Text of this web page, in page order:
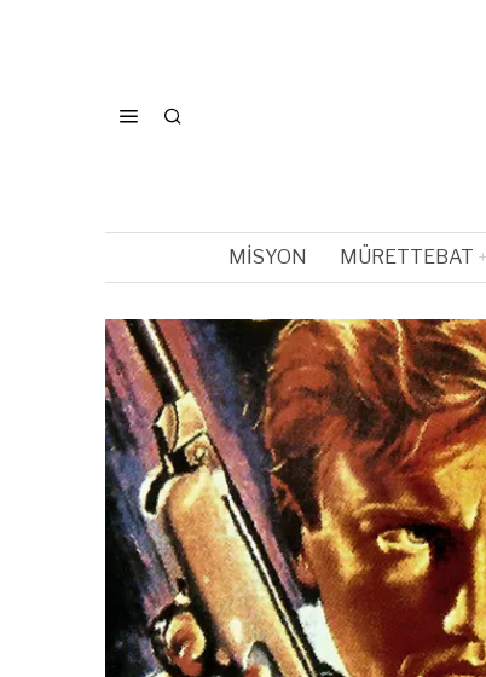
MISYON MÜRETTEBAT